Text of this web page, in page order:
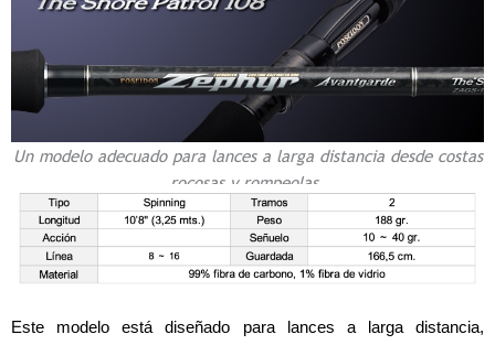
Un modelo adecuado para lances a larga distancia desde costas
rocosas y rompeolas.
Este modelo está diseñado para lances a larga distancia,